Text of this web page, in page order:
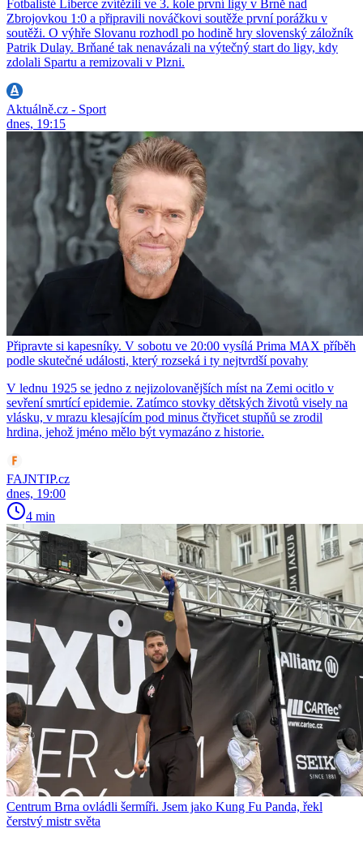
Fotbalisté Liberce zvítězili ve 3. kole první ligy v Brně nad
Zbrojovkou 1:0 a připravili nováčkovi soutěže první porážku v
soutěži. O výhře Slovanu rozhodl po hodině hry slovenský záložník
Patrik Dulay. Brňané tak nenavázali na výtečný start do ligy, kdy
zdolali Spartu a remizovali v Plzni.
Aktuálně.cz - Sport
dnes, 19:15
Připravte si kapesníky. V sobotu ve 20:00 vysílá Prima MAX příběh
podle skutečné události, který rozseká i ty nejtvrdší povahy
V lednu 1925 se jedno z nejizolovanějších míst na Zemi ocitlo v
sevření smrtící epidemie. Zatímco stovky dětských životů visely na
vlásku, v mrazu klesajícím pod minus čtyřicet stupňů se zrodil
hrdina, jehož jméno mělo být vymazáno z historie.
FAJNTIP.cz
dnes, 19:00
4 min
Centrum Brna ovládli šermíři. Jsem jako Kung Fu Panda, řekl
čerstvý mistr světa